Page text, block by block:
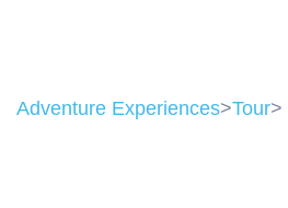
Adventure Experiences>Tour>